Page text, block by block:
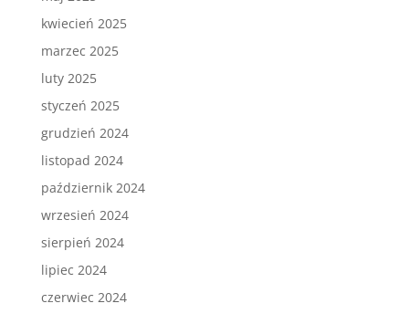
kwiecień 2025
marzec 2025
luty 2025
styczeń 2025
grudzień 2024
listopad 2024
październik 2024
wrzesień 2024
sierpień 2024
lipiec 2024
czerwiec 2024